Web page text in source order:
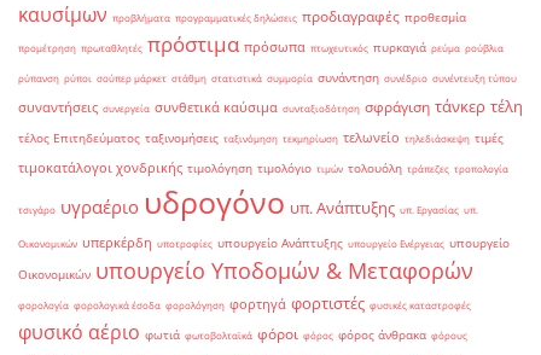
καυσίμων προβλήματα προγραμματικές δηλώσεις προδιαγραφές προθεσμία
προμέτρηση πρωταθλητές πρόστιμα πρόσωπα πτωχευτικός πυρκαγιά ρεύμα ρούβλια
ρύπανση ρύποι σούπερ μάρκετ στάθμη στατιστικά συμμορία συνάντηση συνέδριο συνέντευξη τύπου
συναντήσεις συνεργεία συνθετικά καύσιμα συνταξιοδότηση σφράγιση τάνκερ τέλη
τέλος Επιτηδεύματος ταξινομήσεις ταξινόμηση τεκμηρίωση τελωνείο τηλεδιάσκεψη τιμές
τιμοκατάλογοι χονδρικής τιμολόγηση τιμολόγιο τιμών τολουόλη τράπεζες τροπολογία
τσιγάρο υγραέριο υδρογόνο υπ. Ανάπτυξης υπ. Εργασίας υπ.
Οικονομικών υπερκέρδη υποτροφίες υπουργείο Ανάπτυξης υπουργείο Ενέργειας υπουργείο
Οικονομικών υπουργείο Υποδομών & Μεταφορών
φορολογία φορολογικά έσοδα φορολόγηση φορτηγά φορτιστές φυσικές καταστροφές
φυσικό αέριο φωτιά φωτοβολταϊκά φόροι φόρος φόρος άνθρακα φόρους